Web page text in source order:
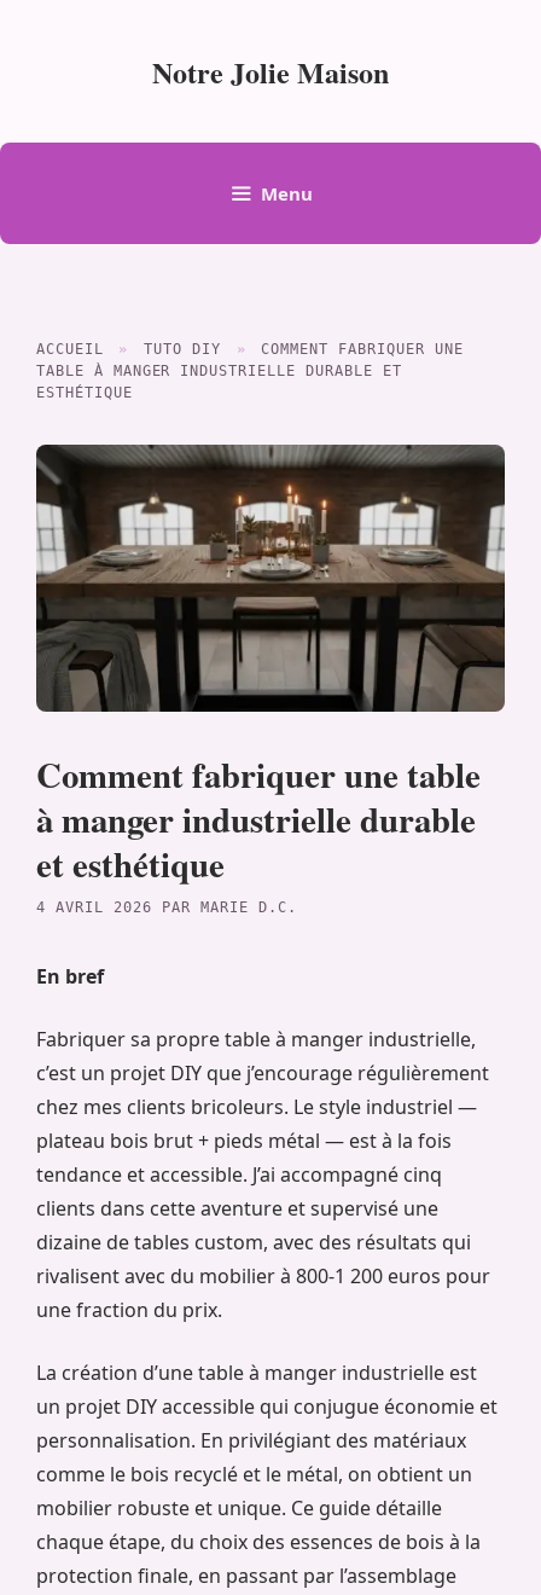
Notre Jolie Maison
Menu
ACCUEIL » TUTO DIY »
COMMENT FABRIQUER UNE
TABLE À MANGER INDUSTRIELLE DURABLE ET
ESTHÉTIQUE
Comment fabriquer une table
à manger industrielle durable
et esthétique
4 AVRIL 2026 PAR MARIE D.C.
En bref
Fabriquer sa propre table à manger industrielle,
c’est un projet DIY que j’encourage régulièrement
chez mes clients bricoleurs. Le style industriel —
plateau bois brut + pieds métal — est à la fois
tendance et accessible. J’ai accompagné cinq
clients dans cette aventure et supervisé une
dizaine de tables custom, avec des résultats qui
rivalisent avec du mobilier à 800-1 200 euros pour
une fraction du prix.
La création d’une table à manger industrielle est
un projet DIY accessible qui conjugue économie et
personnalisation. En privilégiant des matériaux
comme le bois recyclé et le métal, on obtient un
mobilier robuste et unique. Ce guide détaille
chaque étape, du choix des essences de bois à la
protection finale, en passant par l’assemblage